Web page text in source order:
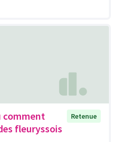
comment
fleuryssois
Retenue